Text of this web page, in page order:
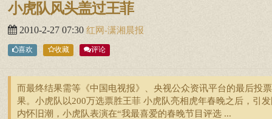
小虎队风头盖过王菲
2010-2-27 07:30 红网-潇湘晨报
喜欢 收藏 评论
而最终结果需等《中国电视报》、央视公众资讯平台的最后投
果。小虎队以200万选票胜王菲 小虎队亮相虎年春晚之后，引
内怀旧潮，小虎队表演在“我最喜爱的春晚节目评选 ...